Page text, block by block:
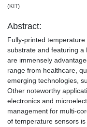
(KIT)
Abstract:
Fully-printed
substrate and featuring
are immensely
range from healthcare,
emerging technologies,
Other noteworthy
electronics and
management for multi-
of temperature sensors